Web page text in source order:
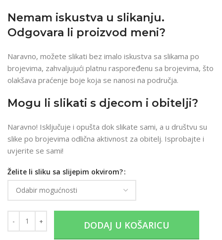
Nemam iskustva u slikanju.
Odgovara li proizvod meni?
Naravno, možete slikati bez imalo iskustva sa slikama po
brojevima, zahvaljujući platnu raspoređenu sa brojevima, što
olakšava praćenje boje koja se nanosi na područja.
Mogu li slikati s djecom i obitelji?
Naravno! Isključuje i opušta dok slikate sami, a u društvu su
slike po brojevima odlična aktivnost za obitelj. Isprobajte i
uvjerite se sami!
Želite li sliku sa slijepim okvirom?
DODAJ U KOŠARICU